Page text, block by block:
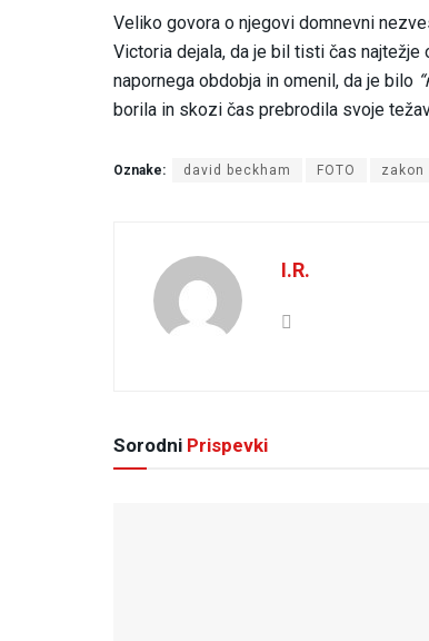
Veliko govora o njegovi domnevni
Victoria dejala, da je bil tisti čas najtežje
napornega obdobja in omenil, da je bilo
borila in skozi čas prebrodila svoje
Oznake: david beckham FOTO zakon
I.R.
Sorodni Prispevki